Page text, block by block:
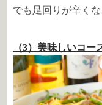
でも足回りが辛くな
（3）美味しいコー